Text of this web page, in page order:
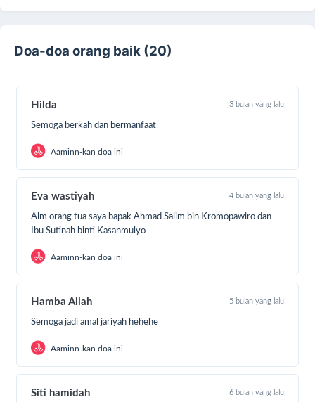
Aceh (Darurat Susulan):Banjir gelombang kedua
489.864 jiwa
mengungsi, dan banyak masjid yang
seharusnya menjadi posko pengungsian justru tidak
Data Dampak: 1.135 korban jiwa meninggal
dunia. Di tengah duka ini, warga sangat merindukan
memohon perlindungan kepada-Nya.
Misi Laju Peduli: Menghidupkan Kembali
Syiar Islam
Masjid adalah jantung bagi masyarakat. Laju Peduli
mengajak Anda untuk bergotong royong dalam:
peralatan kebersihan untuk membuang lumpur
dari area masjid.
Renovasi atap, dinding,
dan fasilitas wudhu yang rusak.
Doa-doa orang baik (20)
Hilda 3 bulan yang lalu
Semoga berkah dan bermanfaat
Aaminn-kan doa ini
Eva wastiyah 4 bulan yang lalu
Alm orang tua saya bapak Ahmad Salim bin Kromopawiro dan
Ibu Sutinah binti Kasanmulyo
Aaminn-kan doa ini
Hamba Allah 5 bulan yang lalu
Semoga jadi amal jariyah hehehe
Aaminn-kan doa ini
Siti hamidah 6 bulan yang lalu